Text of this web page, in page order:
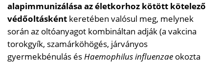
alapimmunizálása az életkorhoz kötött kötelező
védőoltásként keretében valósul meg, melynek
során az oltóanyagot kombináltan adják (a vakcina
torokgyík, szamárköhögés, járványos
gyermekbénulás ésHaemophilus influenzae okozta